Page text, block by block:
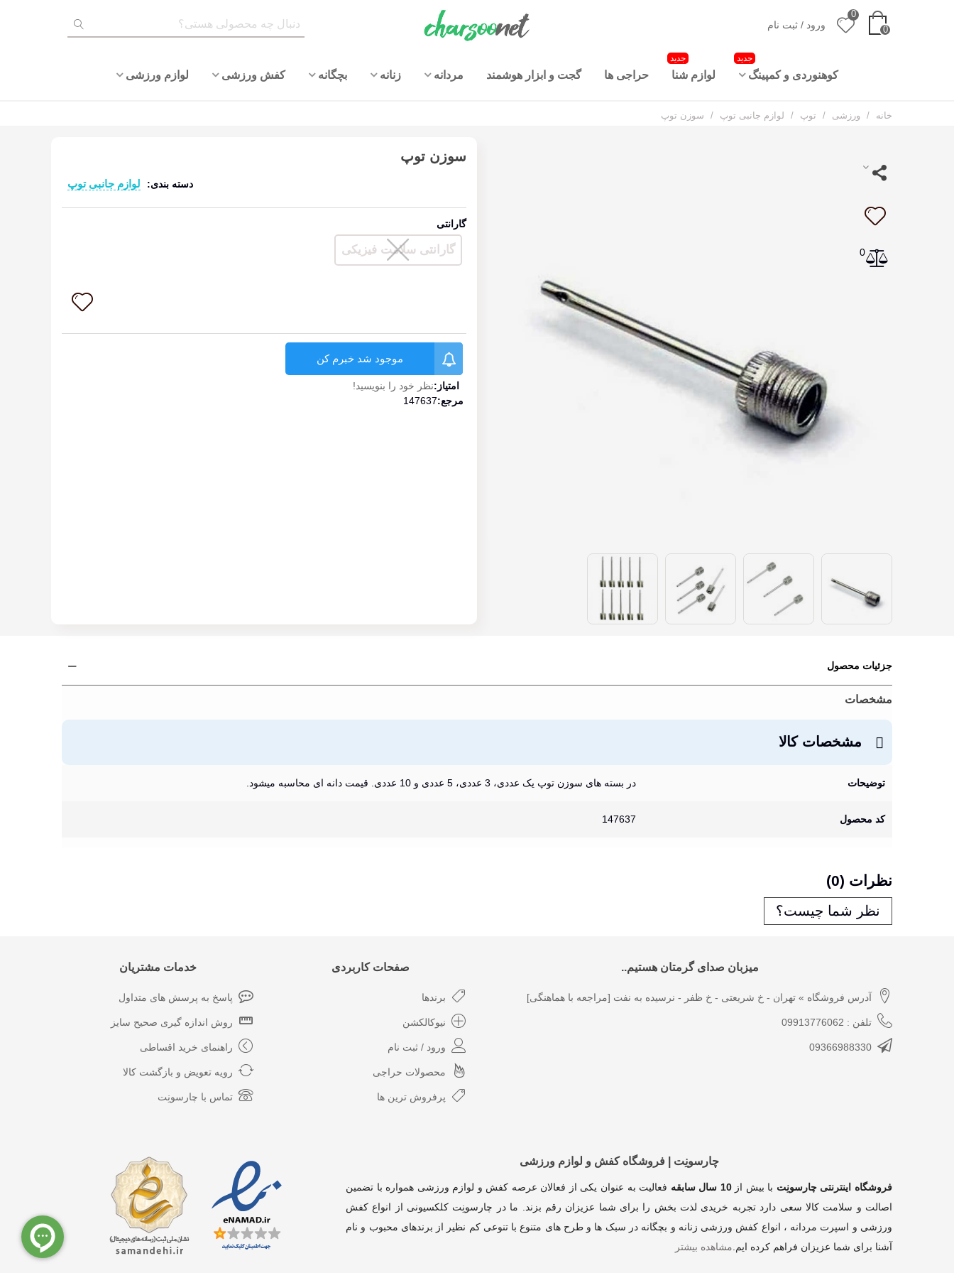
0
0
ورود / ثبت نام
کوهنوردی و کمپینگ
جدید
لوازم شنا
جدید
حراجی ها گجت و ابزار هوشمند مردانه زنانه بچگانه کفش ورزشی لوازم ورزشی
خانه / ورزشی / توپ / لوازم جانبی توپ / سوزن توپ
0
سوزن توپ
دسته بندی: لوازم جانبی توپ
گارانتی
گارانتی سلامت فیزیکی
موجود شد خبرم کن
امتیاز:نظر خود را بنویسید!
مرجع:147637
جزئیات محصول
مشخصات
مشخصات کالا
توضیحات در بسته های سوزن توپ یک عددی، 3 عددی، 5 عددی و 10 عددی. قیمت دانه ای محاسبه میشود.
کد محصول 147637
نظرات (0)
نظر شما چیست؟
میزبان صدای گرمتان هستیم..
آدرس فروشگاه » تهران - خ شریعتی - خ ظفر - نرسیده به نفت [مراجعه با هماهنگی]
تلفن : 09913776062
09366988330
صفحات کاربردی
برندها
نیوکالکشن
ورود / ثبت نام
محصولات حراجی
پرفروش ترین ها
خدمات مشتریان
پاسخ به پرسش های متداول
روش اندازه گیری صحیح سایز
راهنمای خرید اقساطی
رویه تعویض و بازگشت کالا
تماس با چارسونِت
چارسونِت | فروشگاه کفش و لوازم ورزشی
فروشگاه اینترنتی چارسونِت با بیش از10 سال سابقه
فعالیت به عنوان یکی از فعالان عرصه کفش و لوازم ورزشی همواره با تضمین
اصالت و سلامت کالا سعی دارد تجربه خریدی لذت بخش را برای شما عزیزان رقم بزند. ما در چارسونِت کلکسیونی از انواع کفش
ورزشی و اسپرت مردانه ، انواع کفش ورزشی زنانه و بچگانه در سبک ها و طرح های متنوع با تنوعی کم نظیر از برندهای محبوب و نام
آشنا برای شما عزیزان فراهم کرده ایم مشاهده بیشتر